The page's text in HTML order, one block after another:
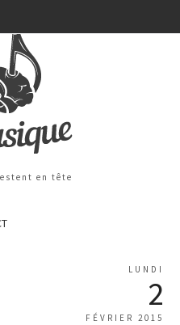
en tête
LUNDI
2
FÉVRIER 2015